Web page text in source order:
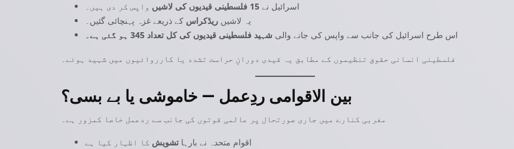
اسرائیل نے 15 فلسطینی قیدیوں کی لاشیں
واپس کر دی ہیں۔
یہ لاشیں ریڈکراس کے ذریعے غزہ پہنچائی گئیں۔
اس طرح اسرائیل کی جانب سے واپس کی جانے والی شہید فلسطینی قیدیوں کی کل تعداد 345 ہو گئی ہے۔
فلسطینی انسانی حقوق تنظیموں کے مطابق یہ قیدی دورانِ حراست تشدد یا کارروائیوں میں شہید ہوئے۔
بین الاقوامی ردِعمل — خاموشی یا بے بسی؟
مغربی کنارے میں جاری صورتحال پر عالمی قوتوں کی جانب سے ردعمل خاصا کمزور ہے۔
اقوام متحدہ نے بارہا تشویش کا اظہار کیا ہے